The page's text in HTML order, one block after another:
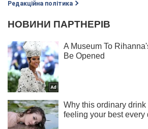
Редакційна політика